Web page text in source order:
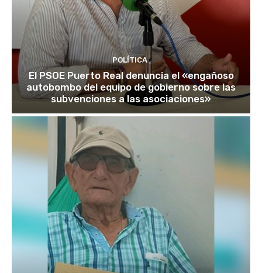
POLÍTICA
El PSOE Puerto Real denuncia el «engañoso
autobombo del equipo de gobierno sobre las
subvenciones a las asociaciones»